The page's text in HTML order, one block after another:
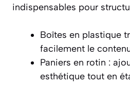
indispensables pour
Boîtes en plastique
facilement le
Paniers en rotin :
esthétique tout en